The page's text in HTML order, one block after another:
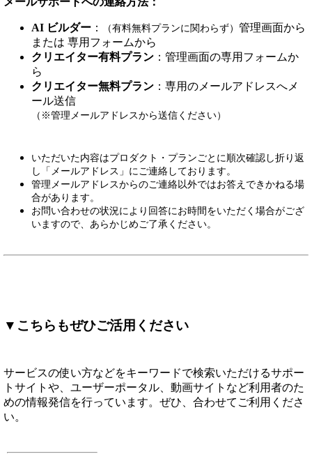
AI ビルダー ： （有料無料プランに関わらず） 管理画面から
または 専用フォームから
クリエイター有料プラン ：管理画面の専用フォームか
ら
クリエイター無料プラン ：専用のメールアドレスへメ
ール送信
（※管理メールアドレスから送信ください）
いただいた内容はプロダクト・プランごとに順次確認し折り返
し「メールアドレス」にご連絡しております。
管理メールアドレスからのご連絡以外ではお答えできかねる場
合があります。
お問い合わせの状況により回答にお時間をいただく場合がござ
いますので、あらかじめご了承ください。
▼こちらもぜひご活用ください
サービスの使い方などをキーワードで検索いただけるサポー
トサイトや、ユーザーポータル、動画サイトなど利用者のた
めの情報発信を行っています。ぜひ、合わせてご利用くださ
い。